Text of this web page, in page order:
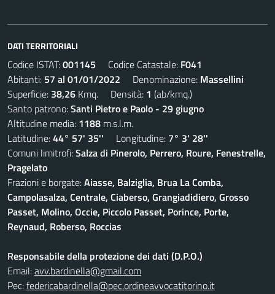
DATI TERRITORIALI
Codice ISTAT:001145 Codice Catastale: F041
Abitanti: 57 al 01/01/2022 Denominazione: Massellini
Superficie: 38,26 Kmq. Densità: 1 (ab/kmq.)
Santo patrono:Santi Pietro e Paolo - 29 giugno
Altitudine media: 1188 m.s.l.m.
Latitudine:44° 57' 35'' Longitudine: 7° 3' 28''
Comuni limitrofi:Salza di Pinerolo, Perrero, Roure, Fenestrelle,
Pragelato
Frazioni e borgate:Aiasse, Balziglia, Brua La Comba,
Campolasalza, Centrale, Ciaberso, Grangiadidiero, Grosso
Passet, Molino, Occie, Piccolo Passet, Porince, Porte,
Reynaud, Roberso, Roccias
Responsabile della protezione dei dati (D.P.O.)
Email:avv.bardinella@gmail.com
Pec:federicabardinella@pec.ordineavvocatitorino.it